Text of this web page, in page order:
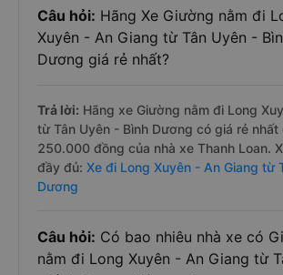
Câu hỏi: Hãng Xe Giường nằm đi
Xuyên - An Giang từ Tân Uyên -
Dương giá rẻ nhất?
Trả lời: Hãng xe Giường nằm đi Long
từ Tân Uyên - Bình Dương có giá rẻ nhất
250.000 đồng của nhà xe Thanh Loan.
đầy đủ: Xe đi Long Xuyên - An Giang từ
Dương
Câu hỏi: Có bao nhiêu nhà xe có
nằm đi Long Xuyên - An Giang từ